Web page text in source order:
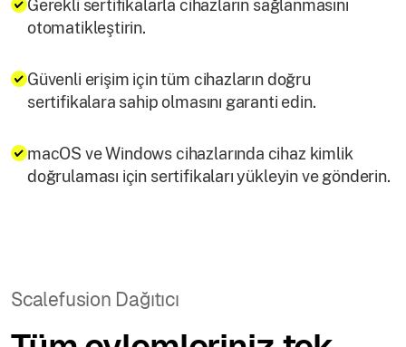
Gerekli sertifikalarla cihazların sağlanmasını
otomatikleştirin.
Güvenli erişim için tüm cihazların doğru
sertifikalara sahip olmasını garanti edin.
macOS ve Windows cihazlarında cihaz kimlik
doğrulaması için sertifikaları yükleyin ve gönderin.
Scalefusion Dağıtıcı